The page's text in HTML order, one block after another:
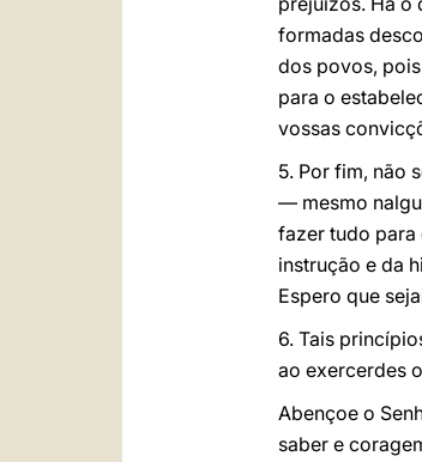
formadas
dos povos,
para o
vossas
5. Por fim, não
— mesmo
fazer tudo para
instrução e da
Espero que
6. Tais
ao exercerdes
Abençoe o
saber e